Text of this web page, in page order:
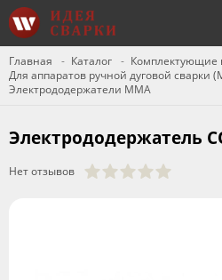
Главная Каталог
Комплектующие
Для аппаратов ручной дуговой сварки
Электрододержатели MMA
Электрододержатель
Нет отзывов